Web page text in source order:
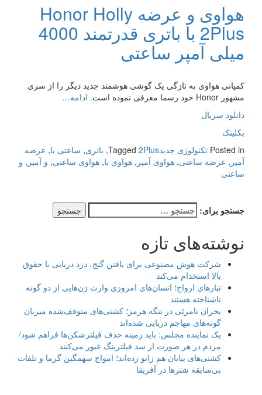
هواوی و عرضه Honor Holly
2Plus با باتری قدرتمند 4000
میلی آمپر ساعتی
کمپانی هواوی به تازگی یک گوشی هوشمند جدید دیگر را از سری
مشهور Honor خود رسما معرفی نموده است.
ادامه…
دانلود سریال
بکلینک
Posted in تکنولوژی جدید Tagged 2Plus
, باتری, ساعتی با, عرضه
آمپر , عرضه ساعتی, هواوی آمپر , هواوی با, هواوی ساعتی, و آمپر , و
ساعتی
جستجو برای:
نوشته‌های تازه
شرکت هوش مصنوعی برای یافتن گنج، دزد دریایی با حقوق
بالا استخدام می‌کند
تبارهای ارواح؛ انسان‌های امروزی وارث ژن‌هایی از دو گونه
ناشناخته هستند
بحران نامرئی در تنگه هرمز؛ کشتی‌های متوقف‌شده میزبان
گونه‌های مهاجم دریایی شده‌اند
یک نماینده مجلس: باید زمینه حذف فیلترشکن‌ها فراهم شود/
مردم در هر صورت از سد فیلترینگ عبور می‌کنند
کشتی‌های بیابان هم زانو زده‌اند؛ امواج سهمگین گرما و تلفات
بی‌سابقه شترها در آفریقا